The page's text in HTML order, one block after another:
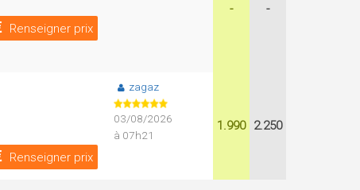
Renseigner prix
- -
Renseigner prix
zagaz
03/08/2026
à 07h21
1.990 2.250